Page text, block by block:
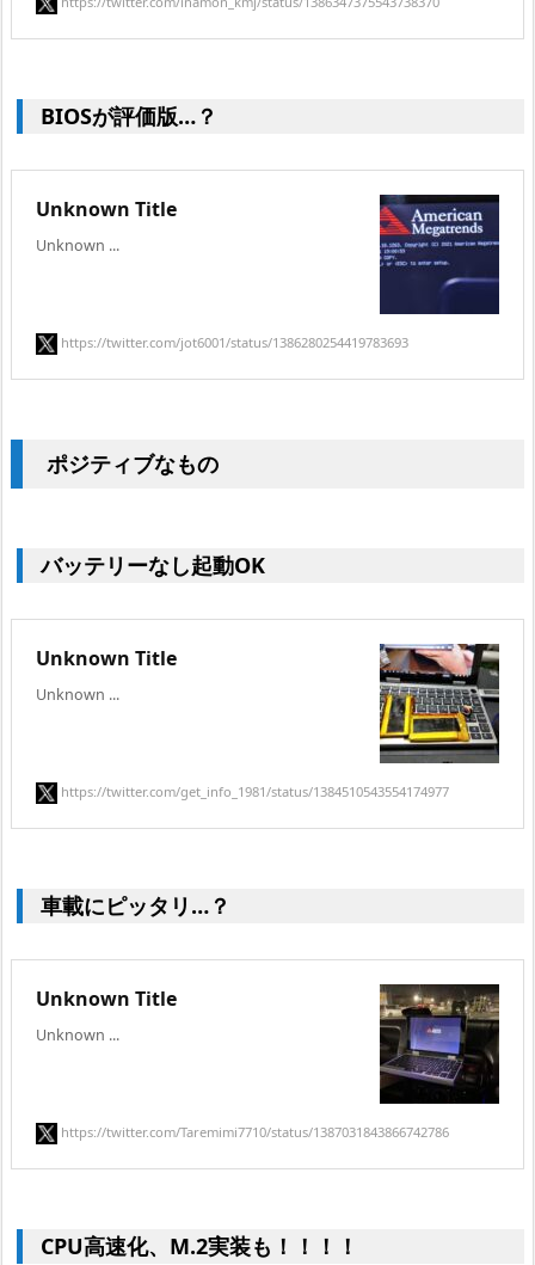
BIOSが評価版…？
Unknown Title
Unknown ...
https://twitter.com/jot6001/status/1386280254419783693
ポジティブなもの
バッテリーなし起動OK
Unknown Title
Unknown ...
https://twitter.com/get_info_1981/status/1384510543554174977
車載にピッタリ…？
Unknown Title
Unknown ...
https://twitter.com/Taremimi7710/status/1387031843866742786
CPU高速化、M.2実装も！！！！